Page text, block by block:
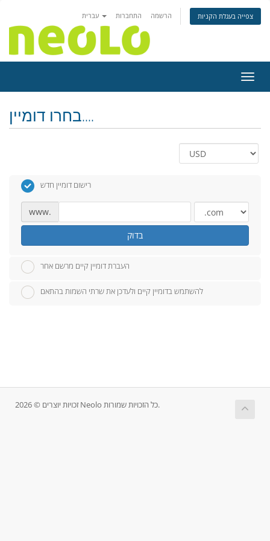
התחברות הרשמה צפייה בעגלת הקניות
בחרו דומיין....
רישום דומיין חדש
www.
בדוק
העברת דומיין קיים מרשם אחר
להשתמש בדומיין קיים ולעדכן את שרתי השמות בהתאם
זכויות יוצרים © 2026 Neolo כל הזכויות שמורות.